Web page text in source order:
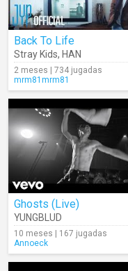
Back To Life
Stray Kids, HAN
2 meses | 734 jugadas
mrm81mrm81
Ghosts (Live)
YUNGBLUD
10 meses | 167 jugadas
Annoeck